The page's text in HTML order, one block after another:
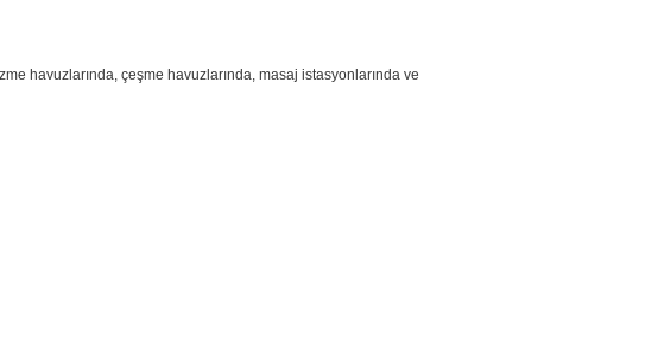
havuzlarında, çeşme havuzlarında, masaj istasyonlarında ve